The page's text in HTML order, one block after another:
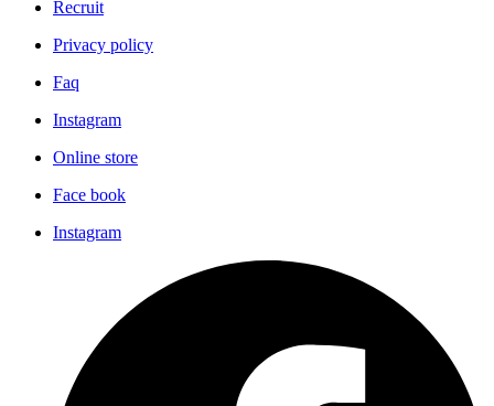
Recruit
Privacy policy
Faq
Instagram
Online store
Face book
Instagram